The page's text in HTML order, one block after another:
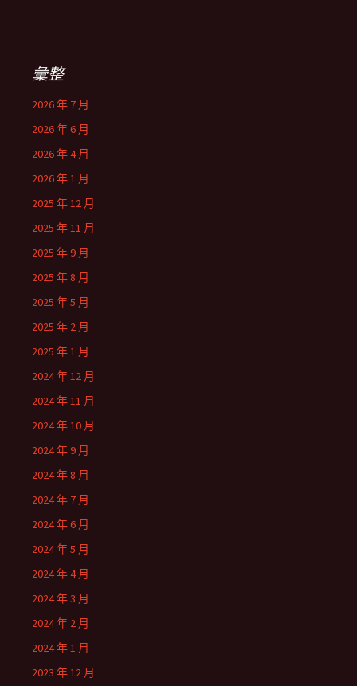
彙整
2026 年 7 月
2026 年 6 月
2026 年 4 月
2026 年 1 月
2025 年 12 月
2025 年 11 月
2025 年 9 月
2025 年 8 月
2025 年 5 月
2025 年 2 月
2025 年 1 月
2024 年 12 月
2024 年 11 月
2024 年 10 月
2024 年 9 月
2024 年 8 月
2024 年 7 月
2024 年 6 月
2024 年 5 月
2024 年 4 月
2024 年 3 月
2024 年 2 月
2024 年 1 月
2023 年 12 月